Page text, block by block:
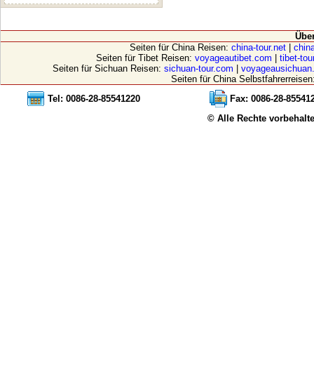
Seiten für China Reisen: china-tour.net|
Seiten für Tibet Reisen: voyageautibet.com
tibet-
Seiten für Sichuan Reisen: sichuan-tour.com
Seiten für China
Tel: 0086-28-85541220
Fax: 0086-28-
© Alle Rechte